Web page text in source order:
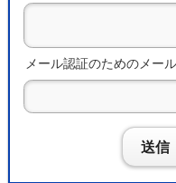
メール認証のためのメー
送信